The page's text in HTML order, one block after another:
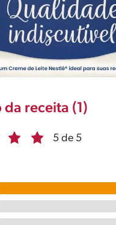
receita (1)
5 de 5